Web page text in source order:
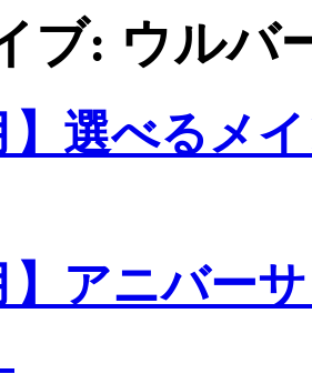
ブ: ウルバ
】選べるメ
】アニバー